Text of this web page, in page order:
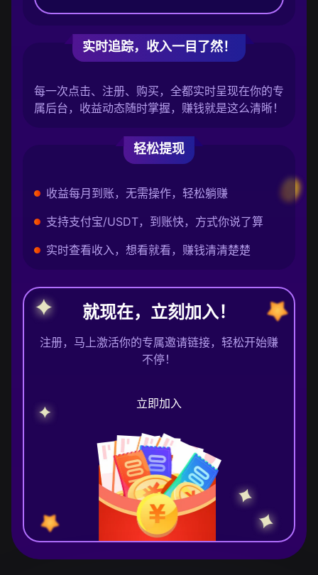
实时追踪，收入一目了然！
每一次点击、注册、购买，全都实时呈现在你的专
属后台，收益动态随时掌握，赚钱就是这么清晰！
轻松提现
收益每月到账，无需操作，轻松躺赚
支持支付宝/USDT，到账快，方式你说了算
实时查看收入，想看就看，赚钱清清楚楚
就现在，立刻加入！
注册，马上激活你的专属邀请链接，轻松开始赚
不停！
立即加入